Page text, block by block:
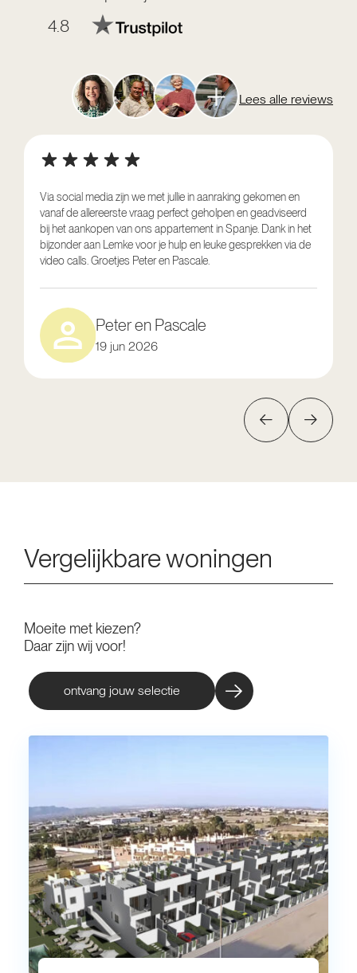
4.8
Lees alle reviews
Via social media zijn we met jullie in aanraking gekomen en
vanaf de allereerste vraag perfect geholpen en geadviseerd
bij het aankopen van ons appartement in Spanje. Dank in het
bijzonder aan Lemke voor je hulp en leuke gesprekken via de
video calls. Groetjes Peter en Pascale.
Peter en Pascale
19 jun 2026
Vergelijkbare woningen
Moeite met kiezen?
Daar zijn wij voor!
ontvang jouw selectie